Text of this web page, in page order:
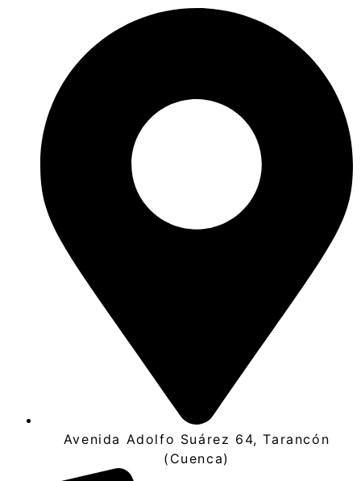
Avenida Adolfo Suárez 64, Tarancón
(Cuenca)